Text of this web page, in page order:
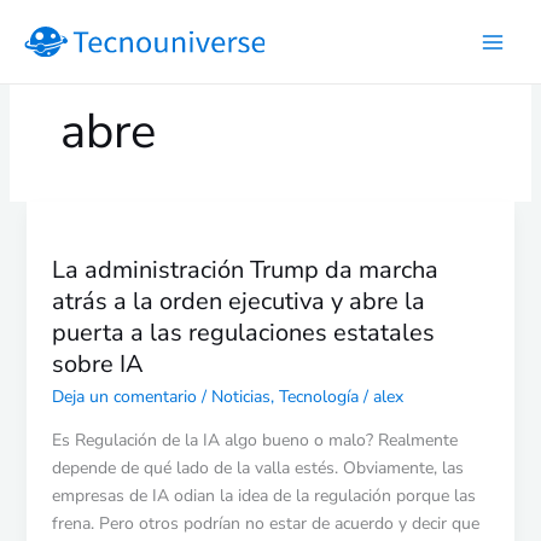
abre
La administración Trump da marcha
atrás a la orden ejecutiva y abre la
puerta a las regulaciones estatales
sobre IA
Deja un comentario / Noticias, Tecnología/ alex
Es Regulación de la IA algo bueno o malo? Realmente
depende de qué lado de la valla estés. Obviamente, las
empresas de IA odian la idea de la regulación porque las
frena. Pero otros podrían no estar de acuerdo y decir que
Trump
da
marcha
atrás
a
la
orden
ejecutiva
y
abre